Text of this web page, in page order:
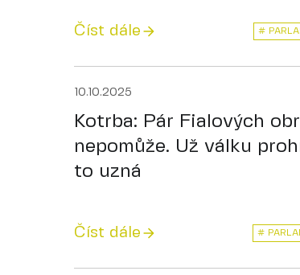
Číst dále #
10.10.2025
Kotrba: Pár Fialových
nepomůže. Už válku
to uzná
Číst dále #